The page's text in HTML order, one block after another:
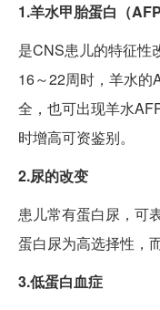
1.羊水甲胎蛋白（
是CNS患儿的特征性
16～22周时，羊水的
全，也可出现羊水
时增高可资鉴别。
2.尿的改变
患儿常有蛋白尿，可
蛋白尿为高选择性，
3.低蛋白血症